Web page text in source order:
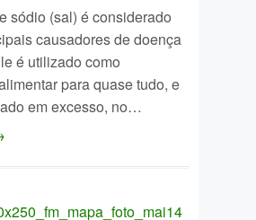
sódio (sal) é considerado
causadores de doença
é utilizado como
para quase tudo, e
em excesso, no…